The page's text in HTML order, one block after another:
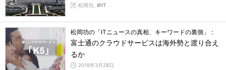
松岡功, ＠IT
松岡功の「ITニュースの真相、キーワードの裏側」：
富士通のクラウドサービスは海外勢と渡り合え
るか
2016年3月28日